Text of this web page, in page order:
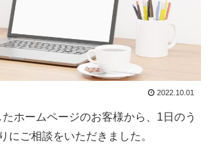
2022.10.01
ホームページのお客様から、1日のう
にご相談をいただきました。